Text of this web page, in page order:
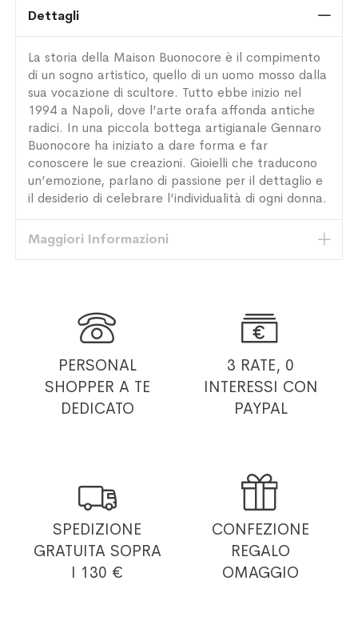
Dettagli
La storia della Maison Buonocore è il compimento
di un sogno artistico, quello di un uomo mosso dalla
sua vocazione di scultore. Tutto ebbe inizio nel
1994 a Napoli, dove l’arte orafa affonda antiche
radici. In una piccola bottega artigianale Gennaro
Buonocore ha iniziato a dare forma e far
conoscere le sue creazioni. Gioielli che traducono
un’emozione, parlano di passione per il dettaglio e
il desiderio di celebrare l’individualità di ogni donna.
Maggiori Informazioni

PERSONAL
SHOPPER A TE
DEDICATO

3 RATE, 0
INTERESSI CON
PAYPAL

SPEDIZIONE
GRATUITA SOPRA
I 130 €

CONFEZIONE
REGALO
OMAGGIO